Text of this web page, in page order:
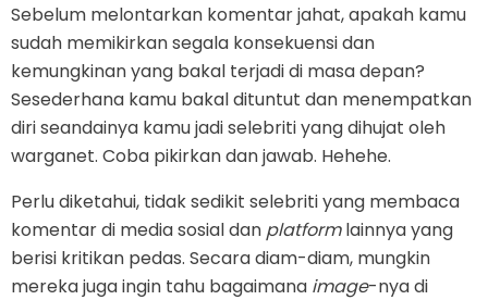
Sebelum melontarkan komentar jahat, apakah kamu
sudah memikirkan segala konsekuensi dan
kemungkinan yang bakal terjadi di masa depan?
Sesederhana kamu bakal dituntut dan menempatkan
diri seandainya kamu jadi selebriti yang dihujat oleh
warganet. Coba pikirkan dan jawab. Hehehe.
Perlu diketahui, tidak sedikit selebriti yang membaca
komentar di media sosial dan platformlainnya yang
berisi kritikan pedas. Secara diam-diam, mungkin
mereka juga ingin tahu bagaimana image-nya di